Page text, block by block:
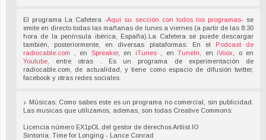
El programa La Cafetera -Aquí su sección con todos los programas- se
emite en directo todas las mañanas de lunes a viernes (a partir de las 8:30
hora de la península ibérica, España).La Cafetera se puede descargar
también, posteriormente, en diversas plataformas: En el
Podcast de
radiocable.com
, en Spreaker, en iTunes , enTuneIn , en iVoox , o en
Youtube,
entre otras . Es un programa de experimentación de
radiocable.com, de actualidad, y tiene como espacio de difusión twitter,
facebook y otras redes sociales.
♪ Músicas: Como sabes este es un programa no comercial, sin publicidad.
Las musicas que utilizamos, ademas, son todas Creative Commons:
Licencia número EX1pOL del gestor de derechos Artlist.IO
Sintonía: Time for Longing - Lance Conrad